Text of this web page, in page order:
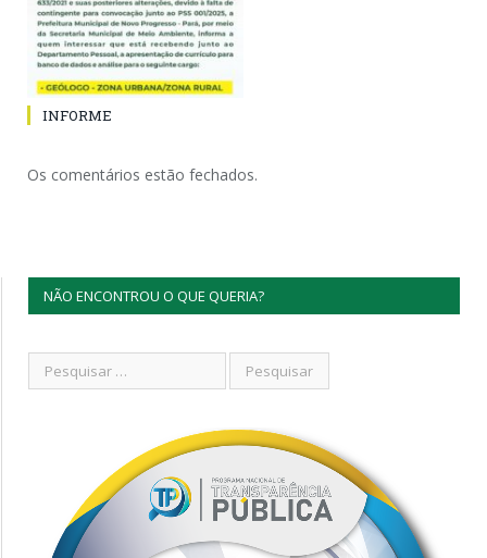
INFORME
Os comentários estão fechados.
NÃO ENCONTROU O QUE QUERIA?